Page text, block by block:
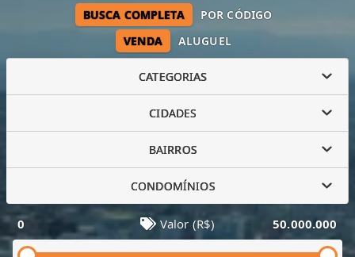
VENDA ALUGUEL
BUSCA COMPLETA POR CÓDIGO
CATEGORIAS
CIDADES
BAIRROS
CONDOMÍNIOS
0 Valor (R$) 50.000.000